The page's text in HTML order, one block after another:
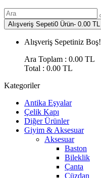
Alışveriş Sepeti0 Ürün- 0.00 TL
Alışveriş Sepetiniz Boş!
Ara Toplam : 0.00 TL
Total : 0.00 TL
Kategoriler
Antika Eşyalar
Çelik Kapı
Diğer Ürünler
Giyim & Aksesuar
Aksesuar
Baston
Bileklik
Çanta
Cüzdan